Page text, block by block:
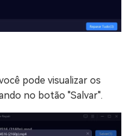
pode visualizar os
no botão "Salvar".